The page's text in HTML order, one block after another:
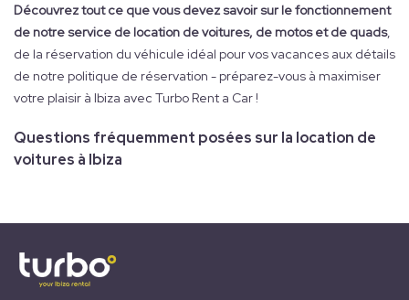
Découvrez tout ce que vous devez savoir sur le fonctionnement
de notre service de location de voitures, de motos et de quads,
de la réservation du véhicule idéal pour vos vacances aux détails
de notre politique de réservation - préparez-vous à maximiser
votre plaisir à Ibiza avec Turbo Rent a Car !
Questions fréquemment posées sur la location de
voitures à Ibiza